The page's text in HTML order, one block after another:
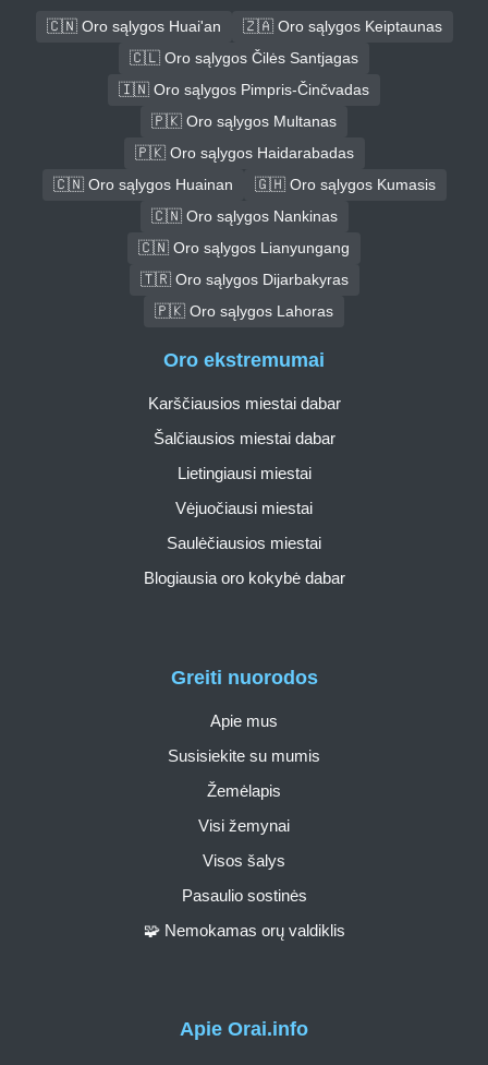
🇨🇳 Oro sąlygos Huai'an
🇿🇦 Oro sąlygos Keiptaunas
🇨🇱 Oro sąlygos Čilės Santjagas
🇮🇳 Oro sąlygos Pimpris-Činčvadas
🇵🇰 Oro sąlygos Multanas
🇵🇰 Oro sąlygos Haidarabadas
🇨🇳 Oro sąlygos Huainan
🇬🇭 Oro sąlygos Kumasis
🇨🇳 Oro sąlygos Nankinas
🇨🇳 Oro sąlygos Lianyungang
🇹🇷 Oro sąlygos Dijarbakyras
🇵🇰 Oro sąlygos Lahoras
Apie Orai.info
Greiti nuorodos
Apie mus
Susisiekite su mumis
Žemėlapis
Visi žemynai
Visos šalys
Pasaulio sostinės
🧩 Nemokamas orų valdiklis
Oro ekstremumai
Karščiausios miestai dabar
Šalčiausios miestai dabar
Lietingiausi miestai
Vėjuočiausi miestai
Saulėčiausios miestai
Blogiausia oro kokybė dabar